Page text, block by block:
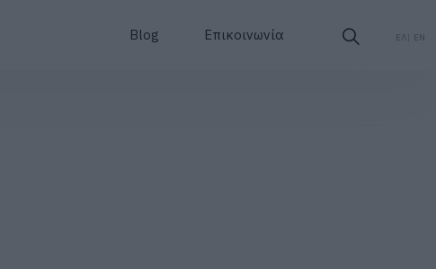
Blog Επικοινωνία ΕΛ EN